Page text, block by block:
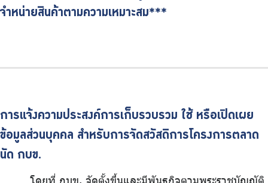
จำหน่ายสินค้าตามความเหมาะสม***
การแจ้งความประสงค์การเก็บรวบรวม ใช้ หรือเปิดเผย
ข้อมูลส่วนบุคคล สำหรับการจัดสวัสดิการโครงการตลาด
นัด กบข.
โดยที่ กบข. จัดตั้งขึ้นและมีพันธกิจตามพระราชบัญญัติ